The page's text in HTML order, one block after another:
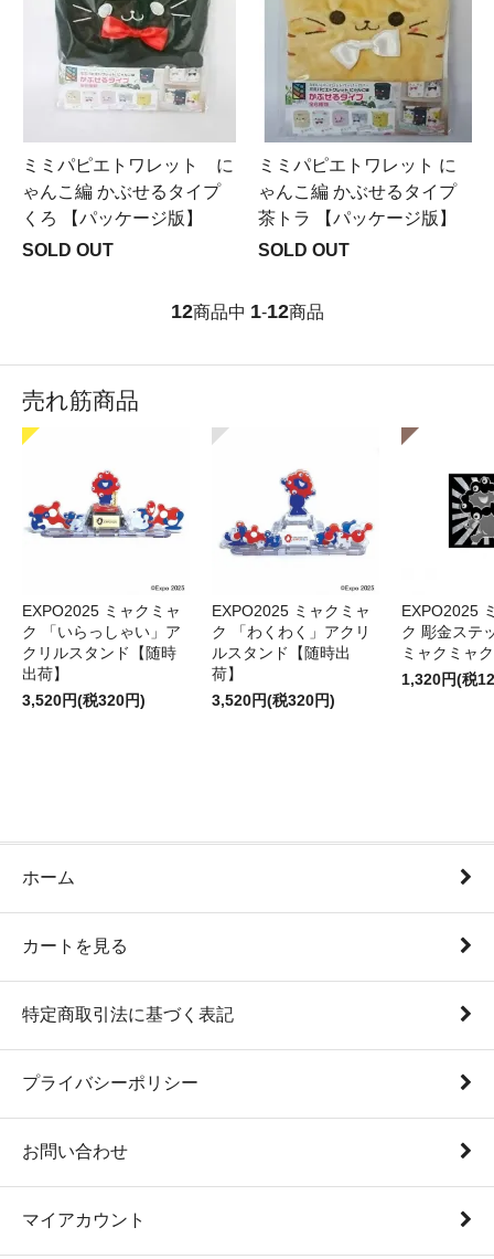
ミミパピエトワレット に
ゃんこ編 かぶせるタイプ
くろ 【パッケージ版】
SOLD OUT
ミミパピエトワレット に
ゃんこ編 かぶせるタイプ
茶トラ 【パッケージ版】
SOLD OUT
12商品中 1-12商品
売れ筋商品
EXPO2025 ミャクミャ
ク 「いらっしゃい」ア
クリルスタンド【随時
出荷】
3,520円(税320円)
EXPO2025 ミャクミャ
ク 「わくわく」アクリ
ルスタンド【随時出
荷】
3,520円(税320円)
EXPO2025
ク 彫金ステ
ミャクミャク
1,320円(税
ホーム
カートを見る
特定商取引法に基づく表記
プライバシーポリシー
お問い合わせ
マイアカウント